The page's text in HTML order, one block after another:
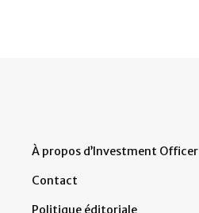
À propos d’Investment Officer
Contact
Politique éditoriale